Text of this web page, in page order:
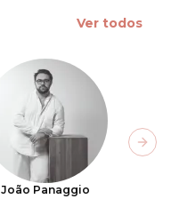
Ver todos
João Panaggio